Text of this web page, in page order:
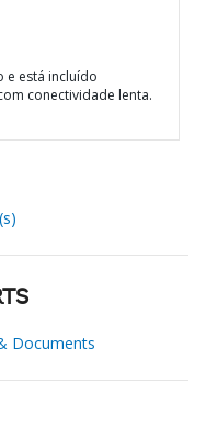
e está incluído
conectividade lenta.
Documents